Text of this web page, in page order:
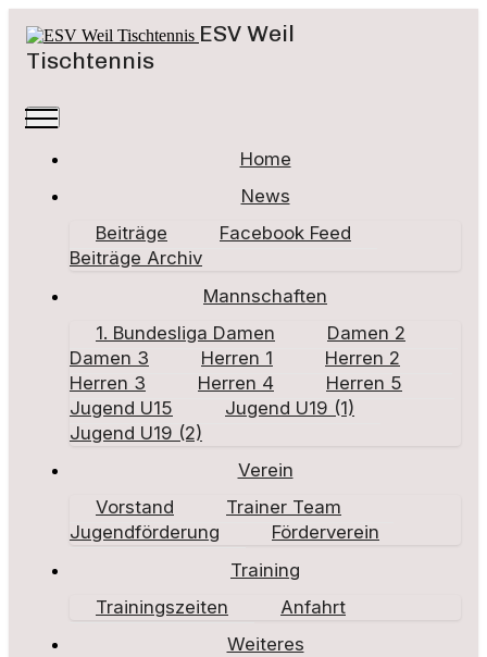
ESV Weil
Tischtennis
Home
News
Beiträge
Facebook Feed
Beiträge Archiv
Mannschaften
1. Bundesliga Damen
Damen 2
Damen 3
Herren 1
Herren 2
Herren 3
Herren 4
Herren 5
Jugend U15
Jugend U19 (1)
Jugend U19 (2)
Verein
Vorstand
Trainer Team
Jugendförderung
Förderverein
Training
Trainingszeiten
Anfahrt
Weiteres